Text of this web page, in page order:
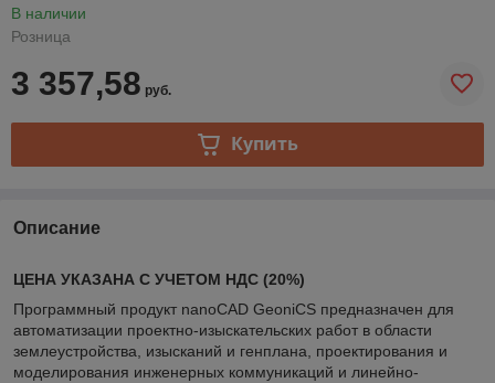
В наличии
Розница
3 357,58 руб.
Купить
Описание
ЦЕНА УКАЗАНА С УЧЕТОМ НДС (20%)
Программный продукт nanoCAD GeoniCS предназначен для
автоматизации проектно-изыскательских работ в области
землеустройства, изысканий и генплана, проектирования и
моделирования инженерных коммуникаций и линейно-